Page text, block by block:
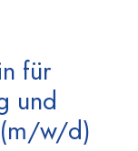
für
und
w/d)